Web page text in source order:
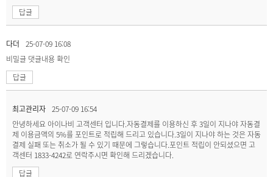
답글
다더
25-07-09 16:08
비밀글 댓글내용 확인
답글
최고관리자 25-07-09 16:54
안녕하세요 아이나비 고객센터 입니다.자동결제를 이용하신 후 3일이 지나야 자동결
제 이용금액의 5%를 포인트로 적립해 드리고 있습니다.3일이 지나야 하는 것은 자동
결제 실패 또는 취소가 될 수 있기 때문에 그렇습니다.포인트 적립이 안되셨으면 고
객센터 1833-4242로 연락주시면 확인해 드리겠습니다.
답글